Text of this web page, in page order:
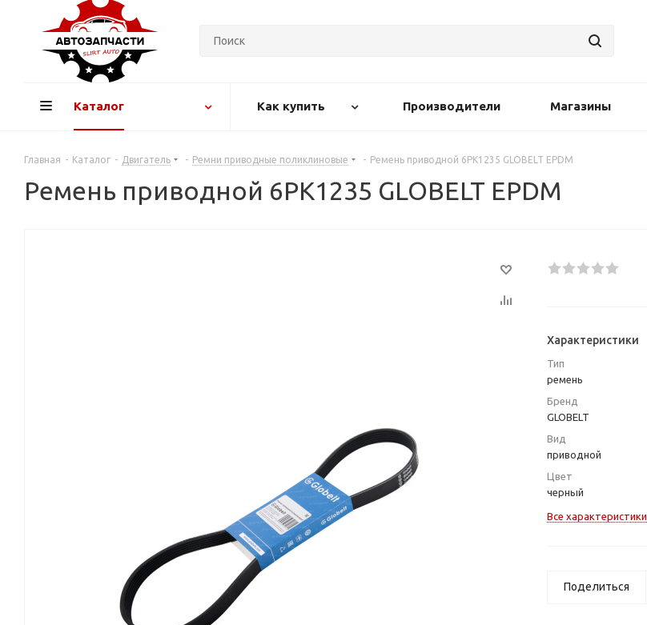
Каталог Как купить Производители Магазины
Главная - Каталог - Двигатель - Ремни приводные поликлиновые - Ремень приводной 6PK1235 GLOBELT EPDM
Ремень приводной 6PK1235 GLOBELT EPDM
Характеристики
Тип
ремень
Бренд
GLOBELT
Вид
приводной
Цвет
черный
Все характеристики
Поделиться